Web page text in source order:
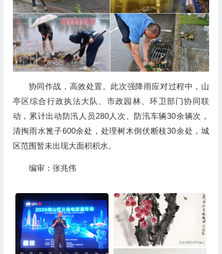
协同作战，高效处置。此次强降雨应对过程中，山
亭区综合行政执法大队、市政园林、环卫部门协同联
动，累计出动防汛人员280人次、防汛车辆30余辆次，
清掏雨水篦子600余处，处理树木倒伏断枝30余处，城
区范围暂未出现大面积积水。
编审：张兆伟